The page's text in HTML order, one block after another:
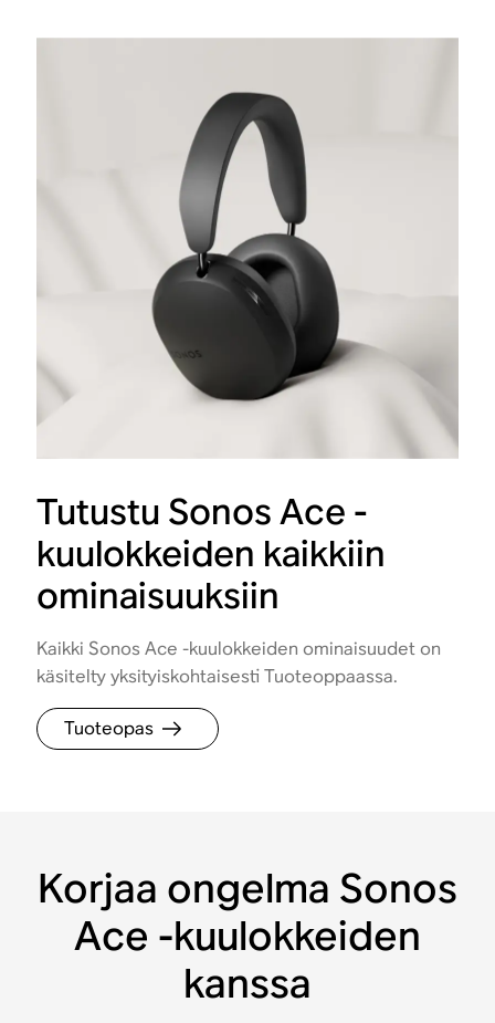
Tutustu Sonos Ace -
kuulokkeiden kaikkiin
ominaisuuksiin
Kaikki Sonos Ace -kuulokkeiden ominaisuudet on
käsitelty yksityiskohtaisesti Tuoteoppaassa.
Tuoteopas
Korjaa ongelma Sonos
Ace -kuulokkeiden
kanssa